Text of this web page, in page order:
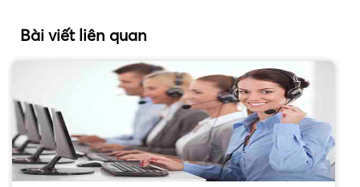
Bài viết liên quan